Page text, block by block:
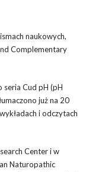
naukowych,
Complementary
seria Cud pH (pH
już na 20
i odczytach
Center i w
Naturopathic